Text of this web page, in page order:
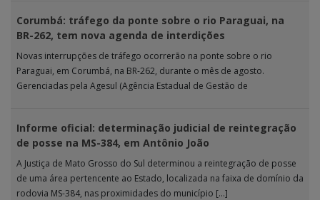
Corumbá: tráfego da ponte sobre o rio Paraguai, na
BR-262, tem nova agenda de interdições
Novas interrupções de tráfego ocorrerão na ponte sobre o rio
Paraguai, em Corumbá, na BR-262, durante o mês de agosto.
Gerenciadas pela Agesul (Agência Estadual de Gestão de
Informe oficial: determinação judicial de reintegração
de posse na MS-384, em Antônio João
A Justiça de Mato Grosso do Sul determinou a reintegração de posse
de uma área pertencente ao Estado, localizada na faixa de domínio da
rodovia MS-384, nas proximidades do município […]